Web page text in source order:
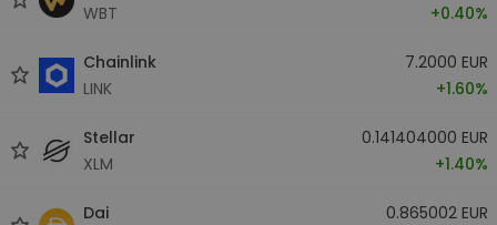
WBT
+0.40%
Chainlink
LINK
7.2000 EUR
+1.60%
Stellar
XLM
0.141404000 EUR
+1.40%
Dai
0.865002 EUR